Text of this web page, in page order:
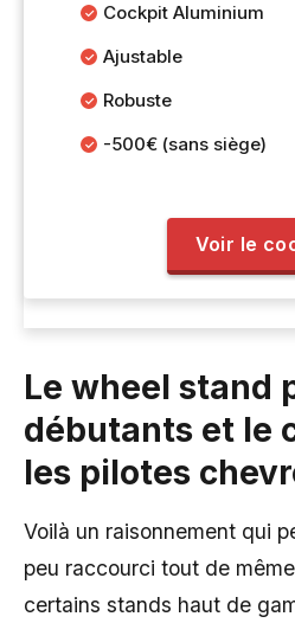
Cockpit Aluminium
Ajustable
Robuste
-500€ (sans siège)
Voir le
Le wheel stand
débutants et le
les pilotes
Voilà un raisonnement qui
peu raccourci tout de
certains stands haut de